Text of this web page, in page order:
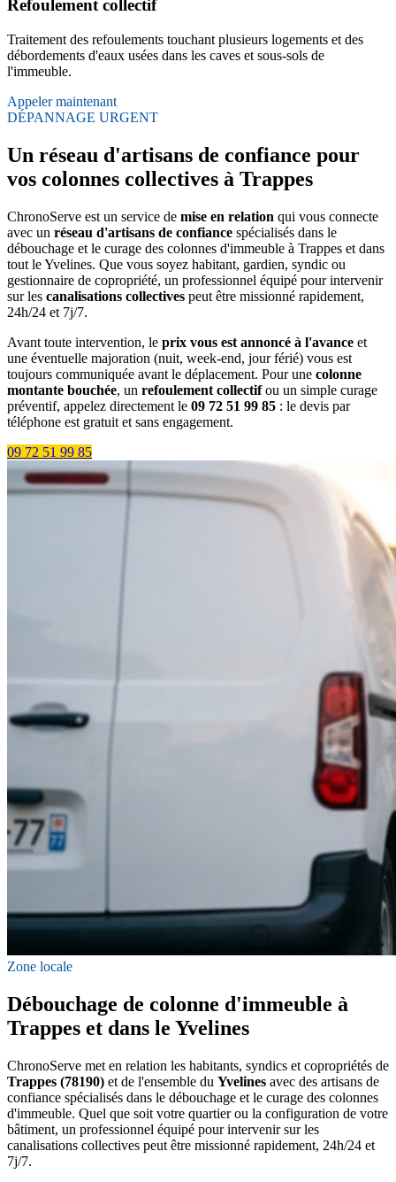
Refoulement collectif
Traitement des refoulements touchant plusieurs logements et des
débordements d'eaux usées dans les caves et sous-sols de
l'immeuble.
Appeler maintenant
DÉPANNAGE URGENT
Un réseau d'artisans de confiance pour
vos colonnes collectives à Trappes
ChronoServe est un service de mise en relation qui vous connecte
avec un réseau d'artisans de confiance spécialisés dans le
débouchage et le curage des colonnes d'immeuble à Trappes et dans
tout le Yvelines. Que vous soyez habitant, gardien, syndic ou
gestionnaire de copropriété, un professionnel équipé pour intervenir
sur les canalisations collectives peut être missionné rapidement,
24h/24 et 7j/7.
Avant toute intervention, le prix vous est annoncé à l'avance et
une éventuelle majoration (nuit, week-end, jour férié) vous est
toujours communiquée avant le déplacement. Pour une colonne
montante bouchée, un refoulement collectifou un simple curage
préventif, appelez directement le 09 72 51 99 85 : le devis par
téléphone est gratuit et sans engagement.
09 72 51 99 85
Zone locale
Débouchage de colonne d'immeuble à
Trappes et dans le Yvelines
ChronoServe met en relation les habitants, syndics et copropriétés de
Trappes (78190) et de l'ensemble du Yvelines avec des artisans de
confiance spécialisés dans le débouchage et le curage des colonnes
d'immeuble. Quel que soit votre quartier ou la configuration de votre
bâtiment, un professionnel équipé pour intervenir sur les
canalisations collectives peut être missionné rapidement, 24h/24 et
7j/7.